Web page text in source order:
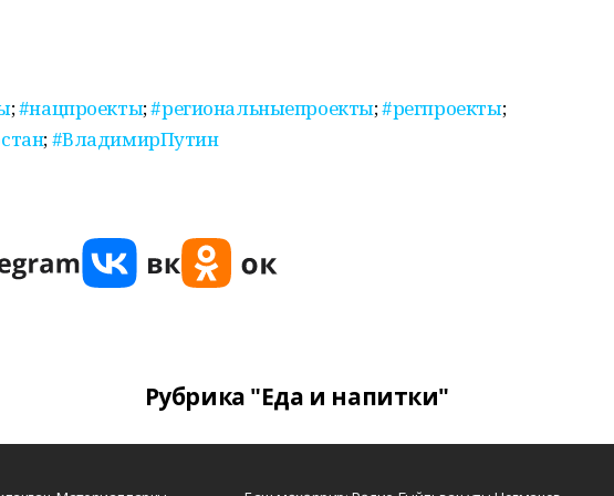
;#нацпроекты;#региональныепроекты;#регпроекты;
;#ВладимирПутин
Рубрика "Еда и напитки"